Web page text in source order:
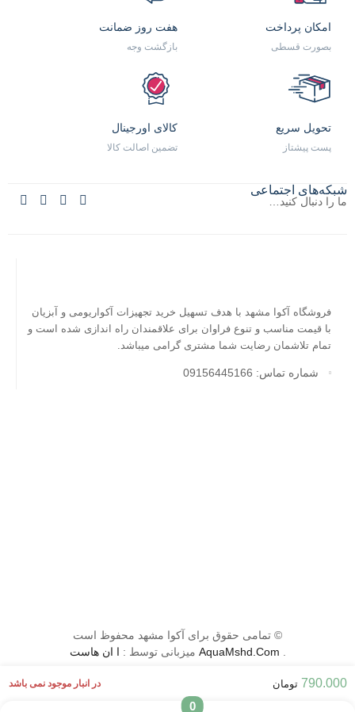
امکان پرداخت
بصورت قسطی
هفت روز ضمانت
بازگشت وجه
تحویل سریع
پست پیشتاز
کالای اورجینال
تضمین اصالت کالا
شبکه‌های اجتماعی
ما را دنبال کنید…
فروشگاه آکوا مشهد با هدف تسهیل خرید تجهیزات آکواریومی و آبزیان
با قیمت مناسب و تنوع فراوان برای علاقمندان راه اندازی شده است و
تمام تلاشمان رضایت شما مشتری گرامی میباشد.
شماره تماس: 09156445166
© تمامی حقوق برای آکوا مشهد محفوظ است
.
AquaMshd.Com میزبانی توسط : ا ان هاست
تومان790.000 در انبار موجود نمی باشد
0